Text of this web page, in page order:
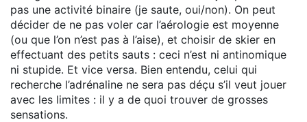
pas une activité binaire (je saute, oui/non). On peut
décider de ne pas voler car l’aérologie est moyenne
(ou que l’on n’est pas à l’aise), et choisir de skier en
effectuant des petits sauts : ceci n’est ni antinomique
ni stupide. Et vice versa. Bien entendu, celui qui
recherche l’adrénaline ne sera pas déçu s’il veut jouer
avec les limites : il y a de quoi trouver de grosses
sensations.